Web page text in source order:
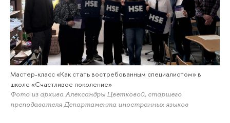
Мастер-класс «Как стать востребованным специалистом» в
школе «Счастливое поколение»
Фото из архива Александры Цветковой, старшего
преподавателя Департамента иностранных языков